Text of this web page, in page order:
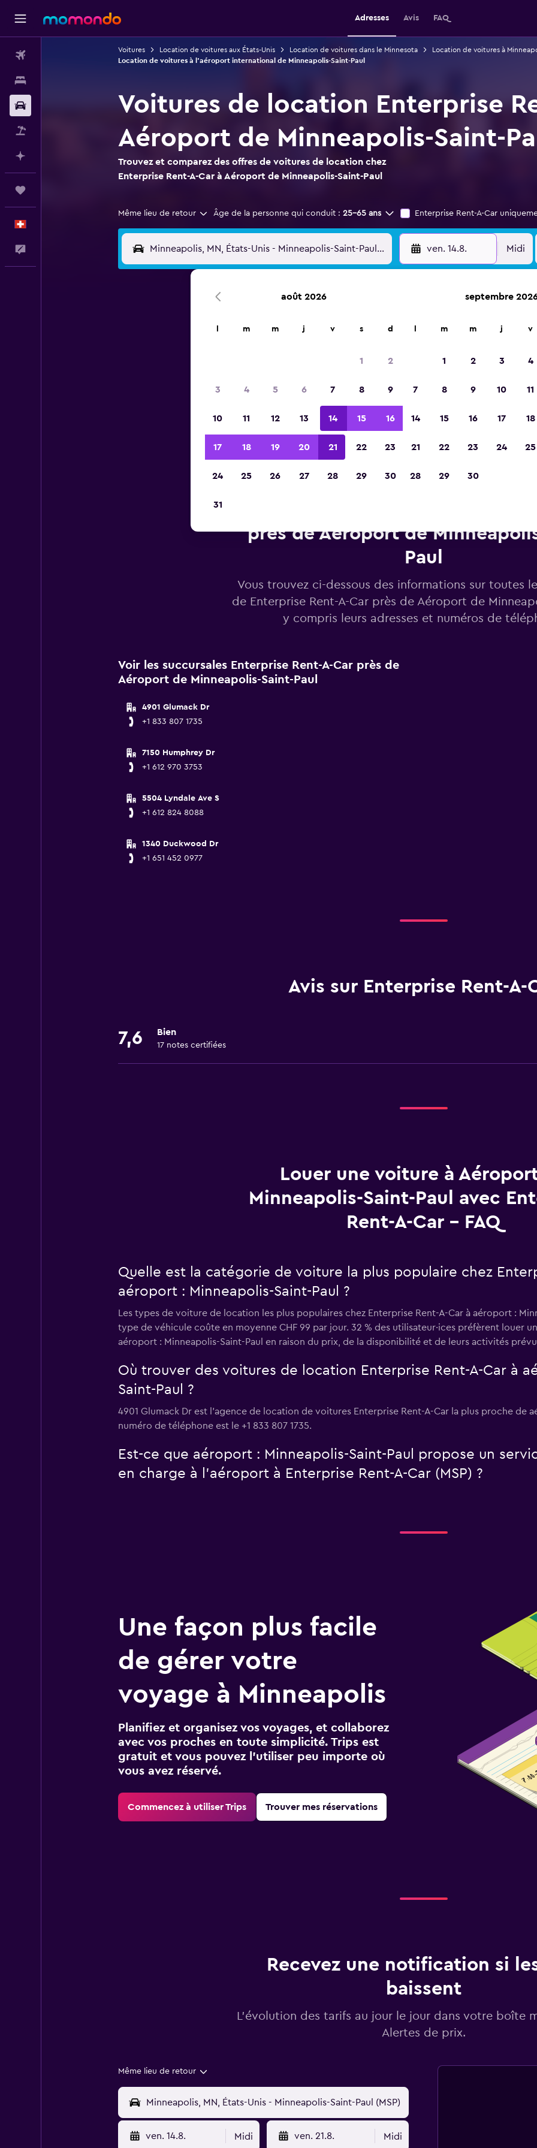
Adresses Avis FAQ
Voitures Location de voitures aux États-Unis Location de voitures dans le Minnesota
Location de voitures à
Location de voitures à l'aéroport international de Minneapolis-Saint-Paul
Voitures de location Enterprise
Aéroport de Minneapolis-Saint-
Trouvez et comparez des offres de voitures de location chez
Enterprise Rent-A-Car à Aéroport de Minneapolis-Saint-Paul
Même lieu de retour Âge de la personne qui conduit : 25-65 ans Enterprise Rent-A-Car
ven. 14.8. Midi
2023
près de Aéroport de
Paul
Vous trouvez ci-dessous des informations sur toutes
de Enterprise Rent-A-Car près de Aéroport de
y compris leurs adresses et numéros de
Voir les succursales Enterprise Rent-A-Car près de
Aéroport de Minneapolis-Saint-Paul
4901 Glumack Dr
+1 833 807 1735
7150 Humphrey Dr
+1 612 970 3753
5504 Lyndale Ave S
+1 612 824 8088
1340 Duckwood Dr
+1 651 452 0977
Avis sur Enterprise Rent-A-
7,6 Bien
17 notes certifiées
Louer une voiture à
Minneapolis-Saint-Paul avec
Rent-A-Car - FAQ
Quelle est la catégorie de voiture la plus populaire chez
aéroport : Minneapolis-Saint-Paul ?
Les types de voiture de location les plus populaires chez Enterprise Rent-A-Car à aéroport :
type de véhicule coûte en moyenne CHF 99 par jour. 32 % des utilisateur·ices préfèrent louer
aéroport : Minneapolis-Saint-Paul en raison du prix, de la disponibilité et de leurs activités
Où trouver des voitures de location Enterprise Rent-A-Car à
Saint-Paul ?
4901 Glumack Dr est l'agence de location de voitures Enterprise Rent-A-Car la plus proche de
numéro de téléphone est le +1 833 807 1735.
Est-ce que aéroport : Minneapolis-Saint-Paul propose un
en charge à l’aéroport à Enterprise Rent-A-Car (MSP) ?
Une façon plus facile
de gérer votre
voyage à Minneapolis
Planifiez et organisez vos voyages, et collaborez
avec vos proches en toute simplicité. Trips est
gratuit et vous pouvez l’utiliser peu importe où
vous avez réservé.
Commencez à utiliser Trips Trouver mes réservations
Recevez une notification si
baissent
L’évolution des tarifs au jour le jour dans votre boîte
Alertes de prix.
Même lieu de retour
ven. 14.8. Midi ven. 21.8. Midi
août 2026
m m j v s d
1 2
3 4 5 6 7 8 9
10 11 12 13 14 15 16
17 18 19 20 21 22 23
24 25 26 27 28 29 30
31
septembre
m m j v
1 2 3 4
7 8 9 10 11
14 15 16 17 18
21 22 23 24 25
28 29 30